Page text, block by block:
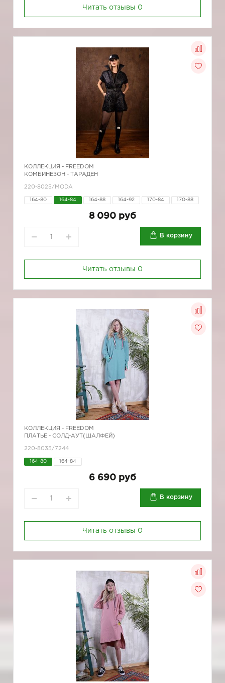
Читать отзывы 0
КОЛЛЕКЦИЯ - FREEDOM
КОМБИНЕЗОН - ТАРАДЕН
220-8025/MODA
164-80 164-84 164-88 164-92 170-84 170-88
8 090 руб
В корзину
Читать отзывы 0
КОЛЛЕКЦИЯ - FREEDOM
ПЛАТЬЕ - СОЛД-АУТ(ШАЛФЕЙ)
220-8035/7244
164-80 164-84
6 690 руб
В корзину
Читать отзывы 0